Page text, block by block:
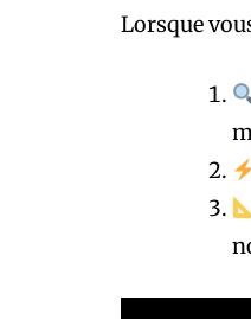
Lorsque